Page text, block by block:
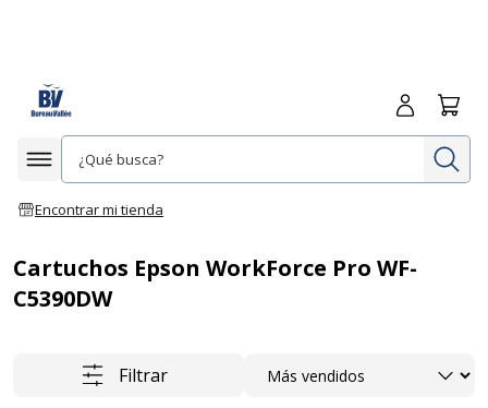
Afficher la navigation
Encontrar mi tienda
Iniciar
Cartuchos Epson WorkForce Pro WF-
C5390DW
Filtrar Ordenar